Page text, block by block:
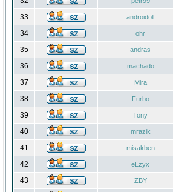
33 androidoll
34 ohr
35 andras
36 machado
37 Mira
38 Furbo
39 Tony
40 mrazik
41 misakben
42 eLzyx
43 ZBY